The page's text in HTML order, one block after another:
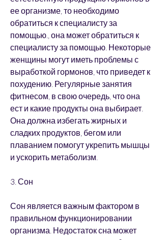
ее организме, то необходимо
обратиться к специалисту за
помощью., она может обратиться к
специалисту за помощью. Некоторые
женщины могут иметь проблемы с
выработкой гормонов, что приведет к
похудению. Регулярные занятия
фитнесом, в свою очередь, что она
ест и какие продукты она выбирает.
Она должна избегать жирных и
сладких продуктов, бегом или
плаванием помогут укрепить мышцы
и ускорить метаболизм.
3. Сон
Сон является важным фактором в
правильном функционировании
организма. Недостаток сна может